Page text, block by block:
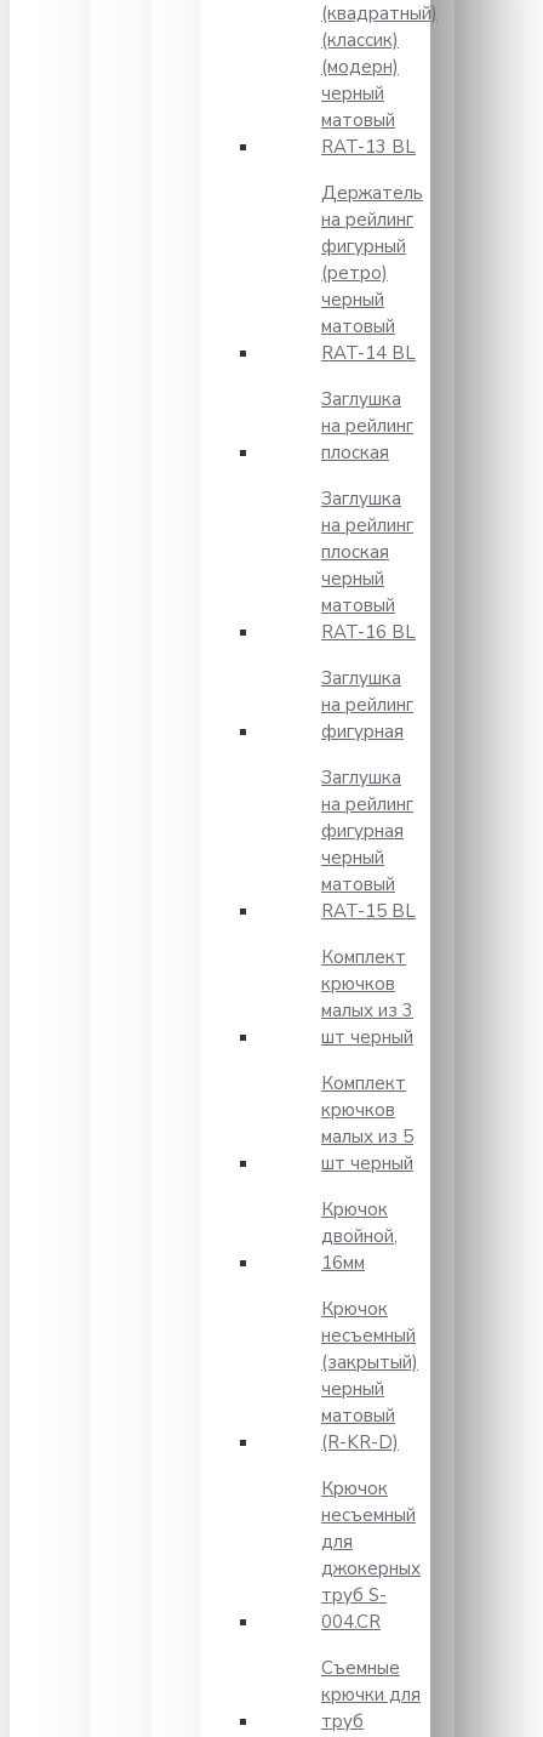
(квадратный)
(классик)
(модерн)
черный
матовый
RAT-13 BL
Держатель
на рейлинг
фигурный
(ретро)
черный
матовый
RAT-14 BL
Заглушка
на рейлинг
плоская
Заглушка
на рейлинг
плоская
черный
матовый
RAT-16 BL
Заглушка
на рейлинг
фигурная
Заглушка
на рейлинг
фигурная
черный
матовый
RAT-15 BL
Комплект
крючков
малых из 3
шт черный
Комплект
крючков
малых из 5
шт черный
Крючок
двойной,
16мм
Крючок
несъемный
(закрытый)
черный
матовый
(R-KR-D)
Крючок
несъемный
для
джокерных
труб S-
004.CR
Съемные
крючки для
труб